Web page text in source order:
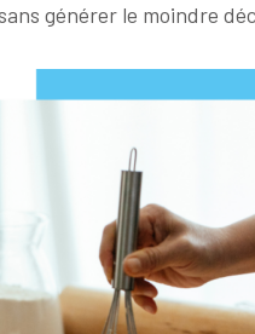
générer le moindre